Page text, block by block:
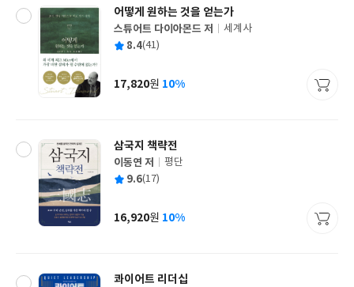
어떻게 원하는 것을 얻는가
글
쓴
스튜어트 다이아몬드 저
출
사
세계사
평 8.4(41)
가
17,820원 10%
삼국지 책략전
글
쓴
이동연 저
출
사
평단
평 9.6(17)
가
16,920원 10%
콰이어트 리더십